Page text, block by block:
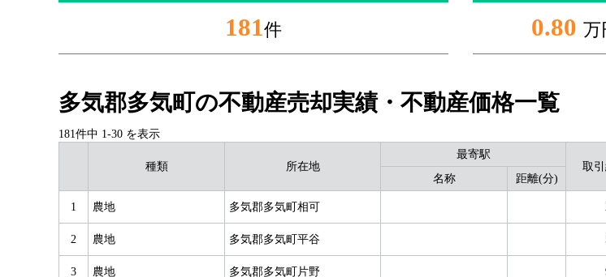
181件 0.80 万
多気郡多気町の不動産売却実績・不動産価格一覧
181件中 1-30 を表示
種類 所在地
最寄駅
取
名称
距離(分)
1 農地 多気郡多気町相可
2 農地 多気郡多気町平谷
3 農地 多気郡多気町片野